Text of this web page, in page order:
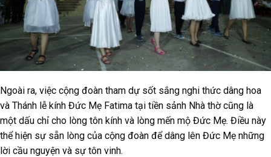
Ngoài ra, việc cộng đoàn tham dự sốt sắng nghi thức dâng hoa
và Thánh lễ kính Đức Mẹ Fatima tại tiền sảnh Nhà thờ cũng là
một dấu chỉ cho lòng tôn kính và lòng mến mộ Đức Mẹ. Điều này
thể hiện sự sẵn lòng của cộng đoàn để dâng lên Đức Mẹ những
lời cầu nguyện và sự tôn vinh.